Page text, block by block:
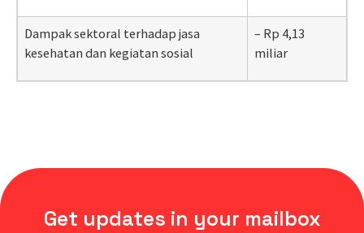
Dampak sektoral terhadap jasa
kesehatan dan kegiatan sosial
– Rp 4,13
miliar
Get updates in your mailbox